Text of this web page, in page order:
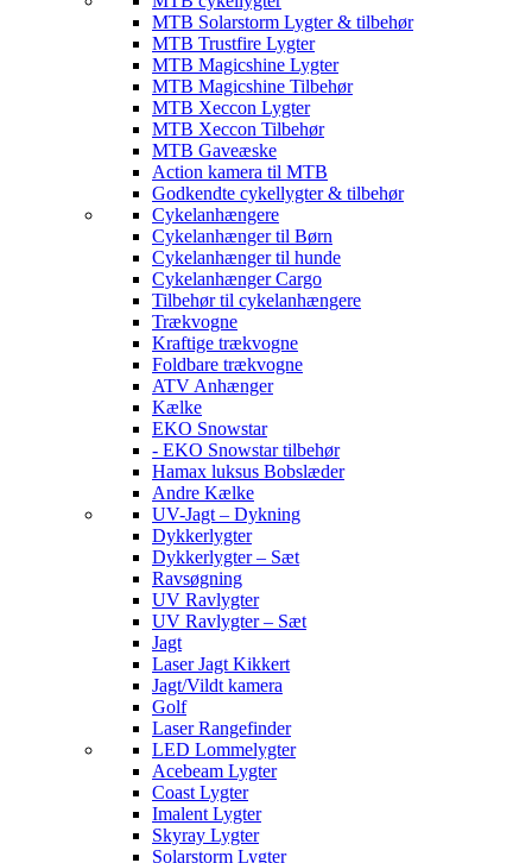
MTB Solarstorm Lygter & tilbehør
MTB Trustfire Lygter
MTB Magicshine Lygter
MTB Magicshine Tilbehør
MTB Xeccon Lygter
MTB Xeccon Tilbehør
MTB Gaveæske
Action kamera til MTB
Godkendte cykellygter & tilbehør
Cykelanhængere
Cykelanhænger til Børn
Cykelanhænger til hunde
Cykelanhænger Cargo
Tilbehør til cykelanhængere
Trækvogne
Kraftige trækvogne
Foldbare trækvogne
ATV Anhænger
Kælke
EKO Snowstar
- EKO Snowstar tilbehør
Hamax luksus Bobslæder
Andre Kælke
UV-Jagt – Dykning
Dykkerlygter
Dykkerlygter – Sæt
Ravsøgning
UV Ravlygter
UV Ravlygter – Sæt
Jagt
Laser Jagt Kikkert
Jagt/Vildt kamera
Golf
Laser Rangefinder
LED Lommelygter
Acebeam Lygter
Coast Lygter
Imalent Lygter
Skyray Lygter
Solarstorm Lygter